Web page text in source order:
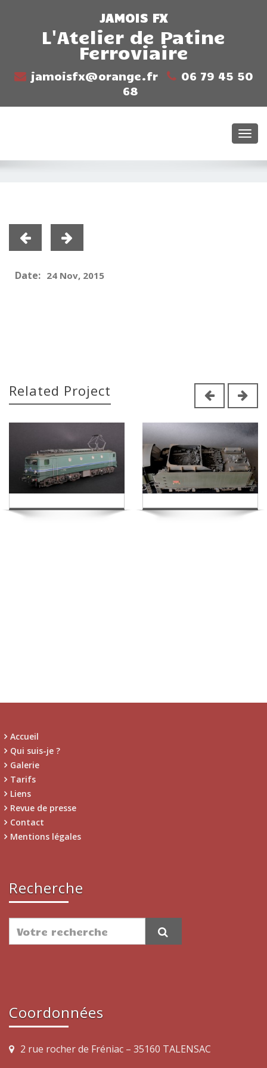
JAMOIS FX
L'Atelier de Patine
Ferroviaire
jamoisfx@orange.fr
06 79 45 50
68
Date: 24 Nov, 2015
Related Project
Accueil
Qui suis-je ?
Galerie
Tarifs
Liens
Revue de presse
Contact
Mentions légales
Recherche
Coordonnées
2 rue rocher de Fréniac – 35160 TALENSAC